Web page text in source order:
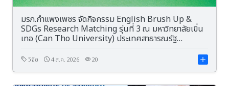
มรภ.กำแพงเพชร จัดกิจกรรม English Brush Up &
SDGs Research Matching รุ่นที่ 3 ณ มหาวิทยาลัยเขิ่น
เทอ (Can Tho University) ประเทศสาธารณรัฐ
วิจัย 4 ส.ค. 2026 20